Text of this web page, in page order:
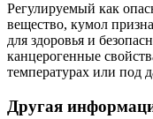
Регулируемый как
вещество, кумол
для здоровья и
канцерогенные
температурах или под
Другая